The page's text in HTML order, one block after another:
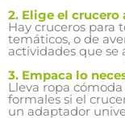
2. Elige el crucero
Hay cruceros para
temáticos, o de
actividades que se
3. Empaca lo
Lleva ropa
formales si el
un adaptador